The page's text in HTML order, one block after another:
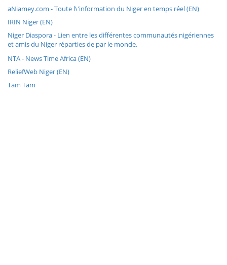
aNiamey.com - Toute l\'information du Niger en temps réel (EN)
IRIN Niger (EN)
Niger Diaspora - Lien entre les différentes communautés nigériennes
et amis du Niger réparties de par le monde.
NTA - News Time Africa (EN)
ReliefWeb Niger (EN)
Tam Tam